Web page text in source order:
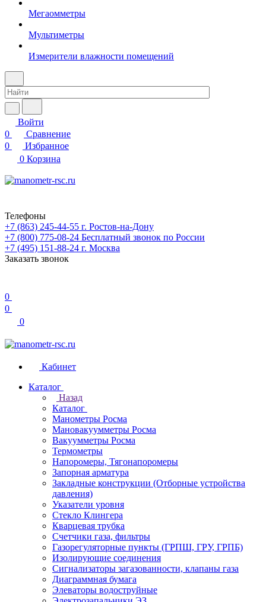
Мегаомметры
Мультиметры
Измерители влажности помещений
Войти
0
Сравнение
0
Избранное
0 Корзина
Телефоны
+7 (863) 245-44-55 г. Ростов-на-Дону
+7 (800) 775-08-24 Бесплатный звонок по России
+7 (495) 151-88-24 г. Москва
Заказать звонок
0
0
0
Кабинет
Каталог
Назад
Каталог
Манометры Росма
Мановакуумметры Росма
Вакуумметры Росма
Термометры
Напоромеры, Тягонапоромеры
Запорная арматура
Закладные конструкции (Отборные устройства
давления)
Указатели уровня
Стекло Клингера
Кварцевая трубка
Счетчики газа, фильтры
Газорегуляторные пункты (ГРПШ, ГРУ, ГРПБ)
Изолирующие соединения
Сигнализаторы загазованности, клапаны газа
Диаграммная бумага
Элеваторы водоструйные